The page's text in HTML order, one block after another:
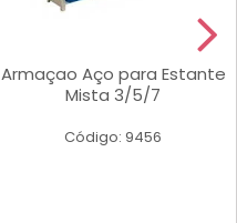
Armaçao Aço para Estante
Mista 3/5/7
Código: 9456